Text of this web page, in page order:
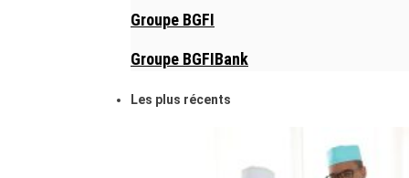
Groupe BGFI
Groupe BGFIBank
Les plus récents